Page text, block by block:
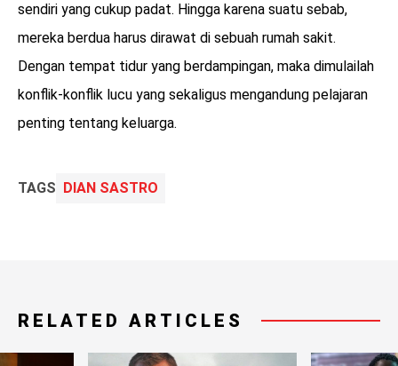
sendiri yang cukup padat. Hingga karena suatu sebab,
mereka berdua harus dirawat di sebuah rumah sakit.
Dengan tempat tidur yang berdampingan, maka dimulailah
konflik-konflik lucu yang sekaligus mengandung pelajaran
penting tentang keluarga.
TAGS DIAN SASTRO
RELATED ARTICLES